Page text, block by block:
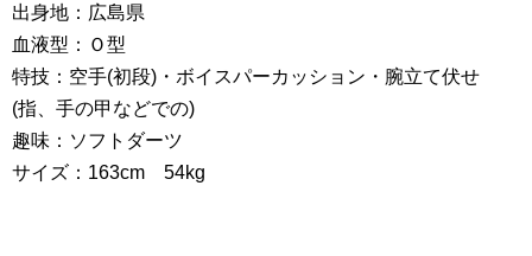
出身地：広島県
血液型：Ｏ型
特技：空手(初段)・ボイスパーカッション・腕立て伏せ
(指、手の甲などでの)
趣味：ソフトダーツ
サイズ：163cm 54kg